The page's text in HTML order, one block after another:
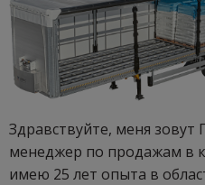
Здравствуйте, меня зовут
менеджер по продажам в
имею 25 лет опыта в